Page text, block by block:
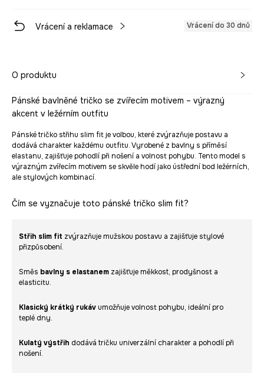
Vrácení a reklamace Vrácení do 30 dnů
O produktu
Pánské bavlněné tričko se zvířecím motivem – výrazný
akcent v ležérním outfitu
Pánské tričko střihu slim fit je volbou, které zvýrazňuje postavu a
dodává charakter každému outfitu. Vyrobené z bavlny s příměsí
elastanu, zajišťuje pohodlí při nošení a volnost pohybu. Tento model s
výrazným zvířecím motivem se skvěle hodí jako ústřední bod ležérních,
ale stylových kombinací.
Čím se vyznačuje toto pánské tričko slim fit?
Střih slim fit zvýrazňuje mužskou postavu a zajišťuje stylové
přizpůsobení.
Směs bavlny s elastanem zajišťuje měkkost, prodyšnost a
elasticitu.
Klasický krátký rukáv umožňuje volnost pohybu, ideální pro
teplé dny.
Kulatý výstřih dodává tričku univerzální charakter a pohodlí při
nošení.